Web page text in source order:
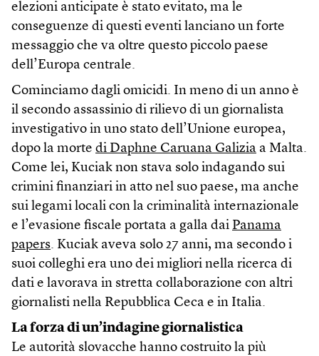
elezioni anticipate è stato evitato, ma le
conseguenze di questi eventi lanciano un forte
messaggio che va oltre questo piccolo paese
dell’Europa centrale.
Cominciamo dagli omicidi. In meno di un anno è
il secondo assassinio di rilievo di un giornalista
investigativo in uno stato dell’Unione europea,
dopo la morte di Daphne Caruana Galizia a Malta.
Come lei, Kuciak non stava solo indagando sui
crimini finanziari in atto nel suo paese, ma anche
sui legami locali con la criminalità internazionale
e l’evasione fiscale portata a galla dai Panama
papers. Kuciak aveva solo 27 anni, ma secondo i
suoi colleghi era uno dei migliori nella ricerca di
dati e lavorava in stretta collaborazione con altri
giornalisti nella Repubblica Ceca e in Italia.
La forza di un’indagine giornalistica
Le autorità slovacche hanno costruito la più